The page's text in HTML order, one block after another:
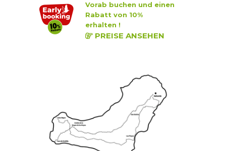
Vorab buchen und einen
Rabatt von 10%
erhalten !
PREISE ANSEHEN